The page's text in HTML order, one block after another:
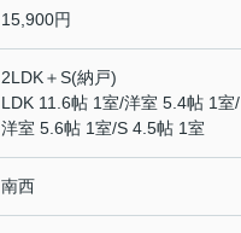
15,900円
2LDK＋S(納戸)
LDK 11.6帖 1室/洋室 5.4帖 1室/
洋室 5.6帖 1室/S 4.5帖 1室
南西